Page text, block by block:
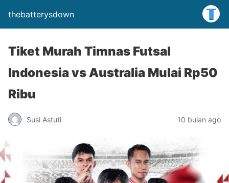
thebatterysdown
Tiket Murah Timnas Futsal
Indonesia vs Australia Mulai Rp50
Ribu
Susi Astuti 10 bulan ago